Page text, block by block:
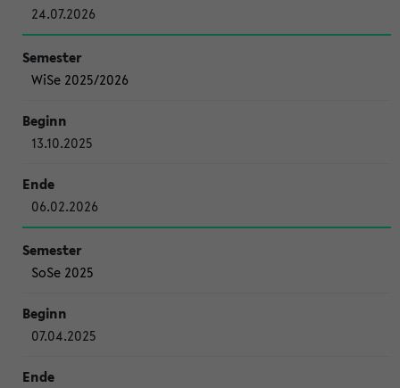
24.07.2026
WiSe 2025/2026
13.10.2025
06.02.2026
SoSe 2025
07.04.2025